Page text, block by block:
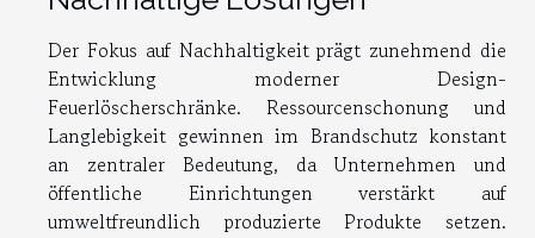
Der Fokus auf Nachhaltigkeit prägt zunehmend die
Entwicklung moderner Design-
Feuerlöscherschränke. Ressourcenschonung und
Langlebigkeit gewinnen im Brandschutz konstant
an zentraler Bedeutung, da Unternehmen und
öffentliche Einrichtungen verstärkt auf
umweltfreundlich produzierte Produkte setzen.